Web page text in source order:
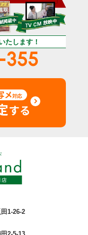
たします！
メ対応
する
1-26-2